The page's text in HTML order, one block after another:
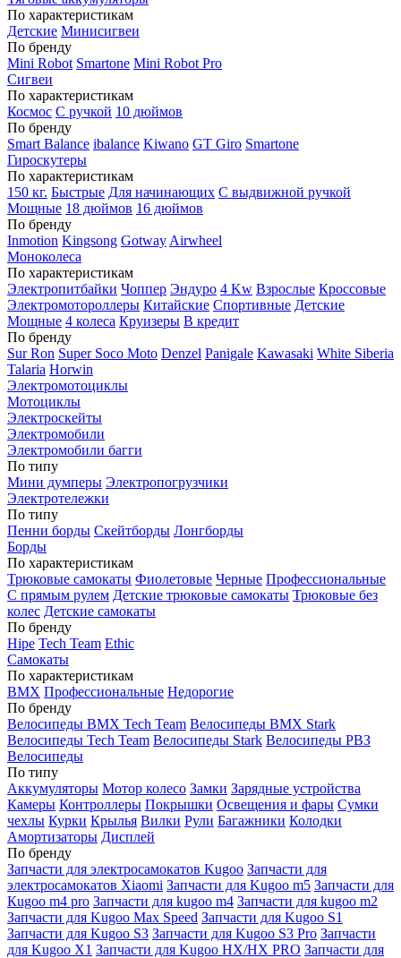
По характеристикам
Детские Минисигвеи
По бренду
Mini Robot Smartone Mini Robot Pro
Сигвеи
По характеристикам
Космос С ручкой 10 дюймов
По бренду
Smart Balance ibalance Kiwano GT Giro Smartone
Гироскутеры
По характеристикам
150 кг. Быстрые Для начинающих С выдвижной ручкой
Мощные 18 дюймов 16 дюймов
По бренду
Inmotion Kingsong Gotway Airwheel
Моноколеса
По характеристикам
Электропитбайки Чоппер Эндуро 4 Kw Взрослые Кроссовые
Электромотороллеры Китайские Спортивные Детские
Мощные 4 колеса Круизеры В кредит
По бренду
Sur Ron Super Soco Moto Denzel Panigale Kawasaki White Siberia
Talaria Horwin
Электромотоциклы
Мотоциклы
Электроскейты
Электромобили
Электромобили багги
По типу
Мини думперы Электропогрузчики
Электротележки
По типу
Пенни борды Скейтборды Лонгборды
Борды
По характеристикам
Трюковые самокаты Фиолетовые Черные Профессиональные
С прямым рулем Детские трюковые самокаты Трюковые без
колес Детские самокаты
По бренду
Hipe Tech Team Ethic
Самокаты
По характеристикам
BMX Профессиональные Недорогие
По бренду
Велосипеды BMX Tech Team Велосипеды BMX Stark
Велосипеды Tech Team Велосипеды Stark Велосипеды РВЗ
Велосипеды
По типу
Аккумуляторы Мотор колесо Замки Зарядные устройства
Камеры Контроллеры Покрышки Освещения и фары Сумки
чехлы Курки Крылья Вилки Рули Багажники Колодки
Амортизаторы Дисплей
По бренду
Запчасти для электросамокатов Kugoo Запчасти для
электросамокатов Xiaomi Запчасти для Kugoo m5 Запчасти для
Кugoo m4 pro Запчасти для kugoo m4 Запчасти для kugoo m2
Запчасти для Kugoo Max Speed Запчасти для Kugoo S1
Запчасти для Kugoo S3 Запчасти для Kugoo S3 Pro Запчасти
для Kugoo X1 Запчасти для Kugoo HX/HX PRO Запчасти для